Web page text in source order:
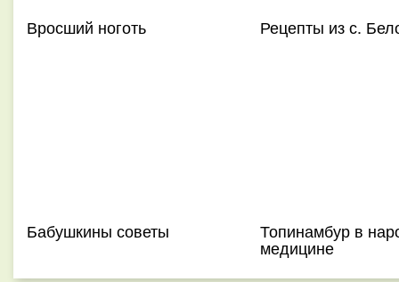
Вросший ноготь Рецепты из с.
Бабушкины советы Топинамбур в
медицине